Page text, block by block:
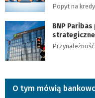
Popyt na
BNP
O tym mówią